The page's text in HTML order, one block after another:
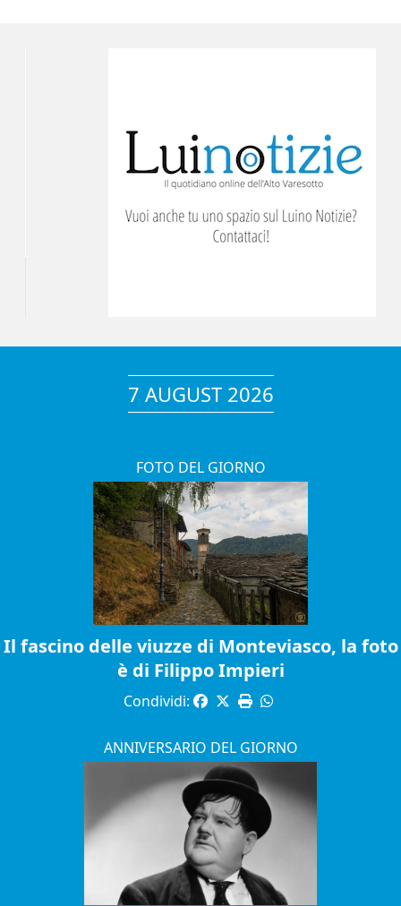
7 AUGUST 2026
FOTO DEL GIORNO
Il fascino delle viuzze di Monteviasco, la foto
è di Filippo Impieri
Condividi:
ANNIVERSARIO DEL GIORNO